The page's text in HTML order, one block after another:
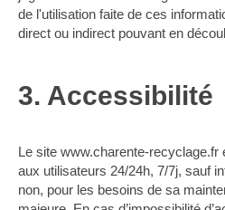
de l'utilisation faite de ces
direct ou indirect pouvant en
3. Accessibilité
Le site www.charente-
aux utilisateurs 24/24h, 7/7j, sauf
non, pour les besoins de sa